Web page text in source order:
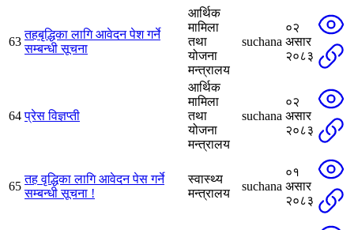
63
तहबृद्धिका लागि आवेदन पेश गर्ने
सम्बन्धी सूचना
आर्थिक
मामिला
तथा
योजना
मन्त्रालय
suchana
०२
असार
२०८३
64 प्रेस विज्ञप्ती
आर्थिक
मामिला
तथा
योजना
मन्त्रालय
suchana
०२
असार
२०८३
65
तह वृद्धिका लागि आवेदन पेस गर्ने
सम्बन्धी सूचना !
स्वास्थ्य
मन्त्रालय
suchana
०१
असार
२०८३